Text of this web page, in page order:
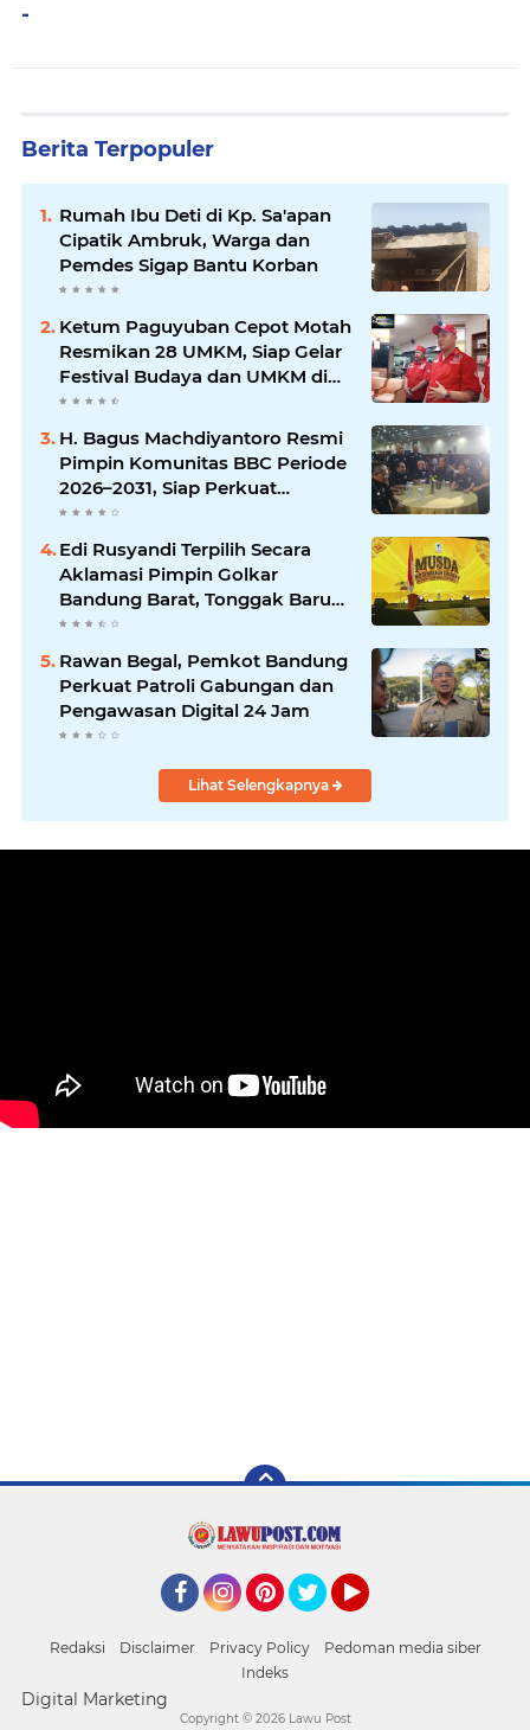
-
Berita Terpopuler
Rumah Ibu Deti di Kp. Sa'apan
Cipatik Ambruk, Warga dan
Pemdes Sigap Bantu Korban
Ketum Paguyuban Cepot Motah
Resmikan 28 UMKM, Siap Gelar
Festival Budaya dan UMKM di
Jalan Braga
H. Bagus Machdiyantoro Resmi
Pimpin Komunitas BBC Periode
2026–2031, Siap Perkuat
Solidaritas dan Hadirkan
Program Nyata untuk
Masyarakat
Edi Rusyandi Terpilih Secara
Aklamasi Pimpin Golkar
Bandung Barat, Tonggak Baru
Kepemimpinan Harmonis
"Turun Ranjang"
Rawan Begal, Pemkot Bandung
Perkuat Patroli Gabungan dan
Pengawasan Digital 24 Jam
Lihat Selengkapnya
Redaksi Disclaimer Privacy Policy
Pedoman media siber
Indeks
Digital Marketing
Copyright © 2026 Lawu Post